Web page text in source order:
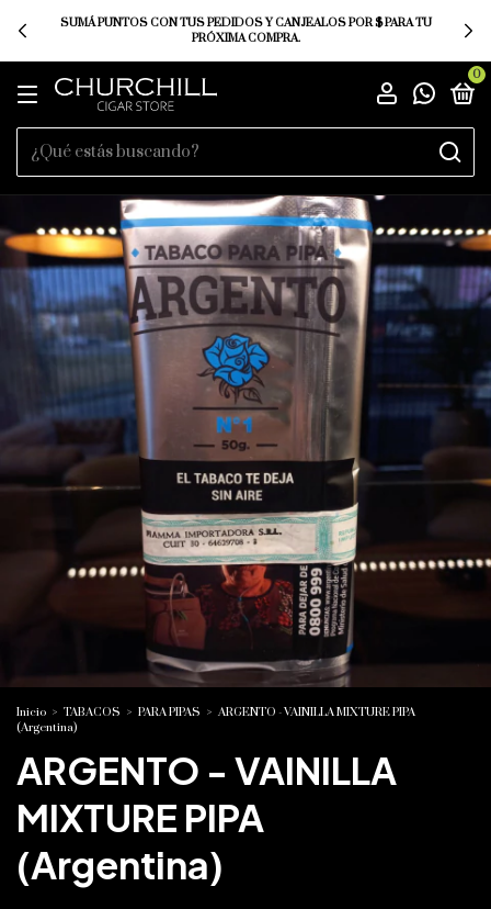
SUMÁ PUNTOS CON TUS PEDIDOS Y CANJEALOS POR $ PARA TU
PRÓXIMA COMPRA.
0
Inicio > TABACOS > PARA PIPAS > ARGENTO - VAINILLA MIXTURE PIPA
(Argentina)
ARGENTO - VAINILLA
MIXTURE PIPA
(Argentina)